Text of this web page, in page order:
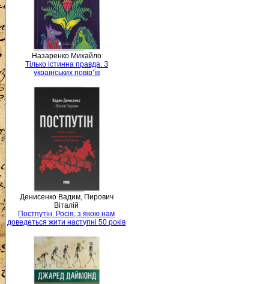
Назаренко Михайло
Тілько істинна правда. З
українських повір’їв
Денисенко Вадим, Пирович
Віталій
Постпутін. Росія, з якою нам
доведеться жити наступні 50 років